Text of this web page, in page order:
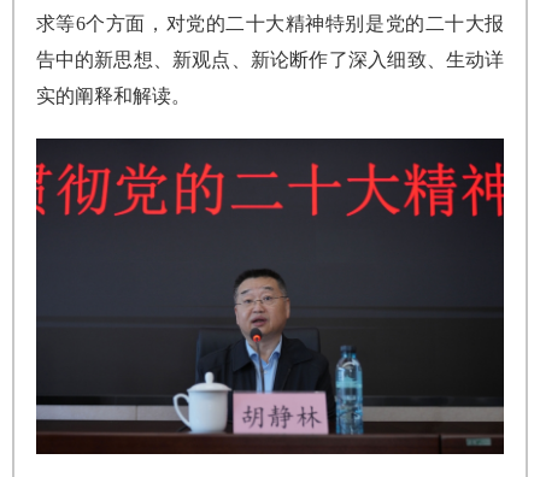
求等6个方面，对党的二十大精神特别是党的二十大报
告中的新思想、新观点、新论断作了深入细致、生动详
实的阐释和解读。